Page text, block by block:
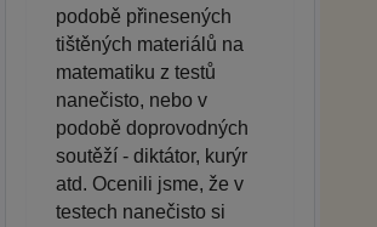
podobě přinesených
tištěných materiálů na
matematiku z testů
nanečisto, nebo v
podobě doprovodných
soutěží - diktátor, kurýr
atd. Ocenili jsme, že v
testech nanečisto si